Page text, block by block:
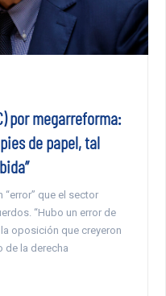
por megarreforma:
de papel, tal
que el sector
“Hubo un error de
oposición que creyeron
de la derecha